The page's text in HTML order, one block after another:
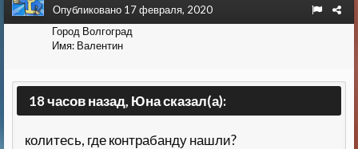
Город Волгоград
Имя: Валентин
Опубликовано 17 февраля, 2020
18 часов назад, Юна сказал(а):
колитесь, где контрабанду нашли?